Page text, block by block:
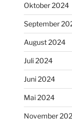
Oktober 2024
September
August 2024
Juli 2024
Juni 2024
Mai 2024
November